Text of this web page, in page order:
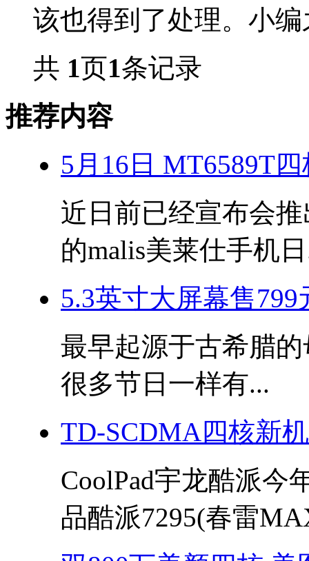
该也得到了处理。小
共 1页1条记录
推荐内容
5月16日 MT6589T
近日前已经宣布会
的malis美莱仕手机
5.3英寸大屏幕售
最早起源于古希腊
很多节日一样有...
TD-SCDMA四核新
CoolPad宇龙酷派今
品酷派7295(春雷